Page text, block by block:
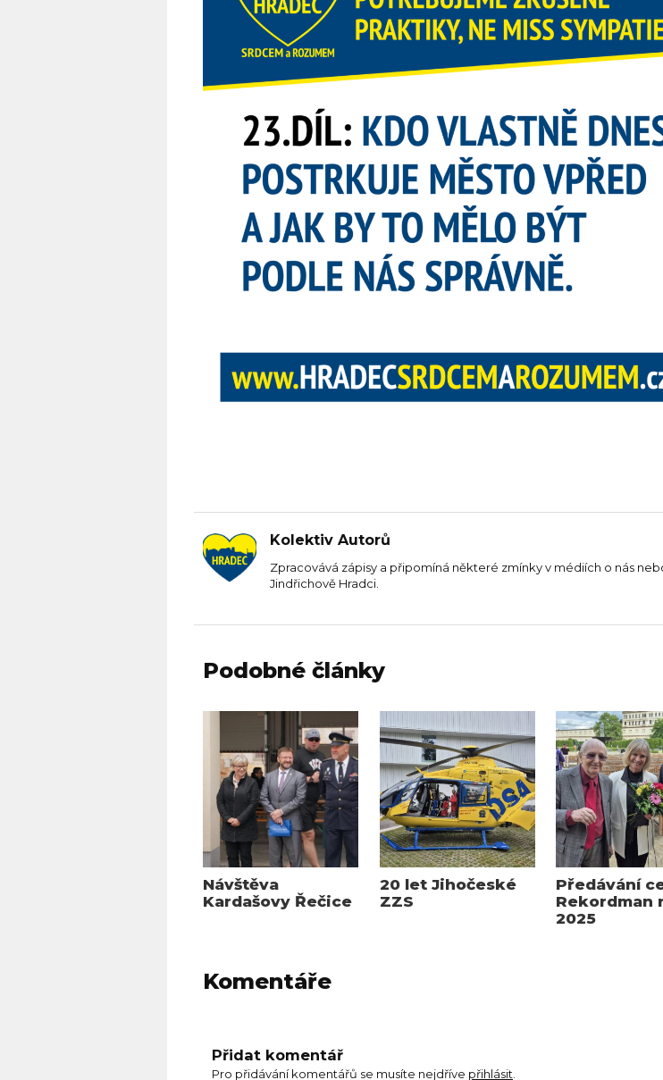
Kolektiv Autorů
Zpracovává zápisy a připomíná některé zmínky v médiích o nás
Jindřichově Hradci.
Podobné články
Návštěva
Kardašovy Řečice
20 let Jihočeské
ZZS
Předávání
Rekordman
2025
Komentáře
Přidat komentář
Pro přidávání komentářů se musíte nejdříve přihlásit